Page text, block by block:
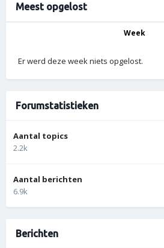
Meest opgelost
Week
Er werd deze week niets opgelost.
Forumstatistieken
Aantal topics
2.2k
Aantal berichten
6.9k
Berichten